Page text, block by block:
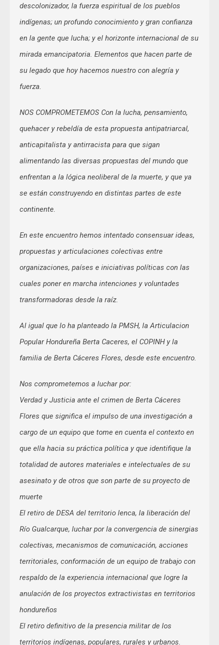
descolonizador, la fuerza espiritual de los pueblos
indígenas; un profundo conocimiento y gran confianza
en la gente que lucha; y el horizonte internacional de su
mirada emancipatoria. Elementos que hacen parte de
su legado que hoy hacemos nuestro con alegría y
fuerza.
NOS COMPROMETEMOS Con la lucha, pensamiento,
quehacer y rebeldía de esta propuesta antipatriarcal,
anticapitalista y antirracista para que sigan
alimentando las diversas propuestas del mundo que
enfrentan a la lógica neoliberal de la muerte, y que ya
se están construyendo en distintas partes de este
continente.
En este encuentro hemos intentado consensuar ideas,
propuestas y articulaciones colectivas entre
organizaciones, países e iniciativas políticas con las
cuales poner en marcha intenciones y voluntades
transformadoras desde la raíz.
Al igual que lo ha planteado la PMSH, la Articulacion
Popular Hondureña Berta Caceres, el COPINH y la
familia de Berta Cáceres Flores, desde este encuentro.
Nos comprometemos a luchar por:
Verdad y Justicia ante el crimen de Berta Cáceres
Flores que significa el impulso de una investigación a
cargo de un equipo que tome en cuenta el contexto en
que ella hacia su práctica política y que identifique la
totalidad de autores materiales e intelectuales de su
asesinato y de otros que son parte de su proyecto de
muerte
El retiro de DESA del territorio lenca, la liberación del
Río Gualcarque, luchar por la convergencia de sinergias
colectivas, mecanismos de comunicación, acciones
territoriales, conformación de un equipo de trabajo con
respaldo de la experiencia internacional que logre la
anulación de los proyectos extractivistas en territorios
hondureños
El retiro definitivo de la presencia militar de los
territorios indígenas, populares, rurales y urbanos.